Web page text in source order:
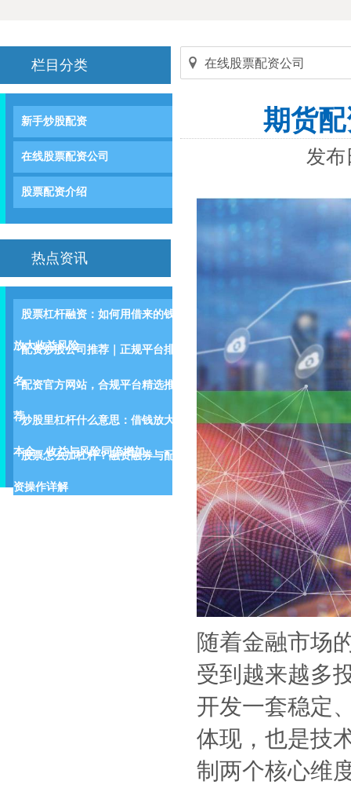
栏目分类
新手炒股配资
在线股票配资公司
股票配资介绍
热点资讯
股票杠杆融资：如何用借来的钱
放大收益风险
配资炒股公司推荐｜正规平台排
名配资官方网站，合规平台精选推
荐炒股里杠杆什么意思：借钱放大
本金，收益与风险同倍增加。
股票怎么加杠杆？融资融券与配
资操作详解
在线股票配资公司
期货
发
随着金融市场
受到越来越多
开发一套稳定
体现，也是技
制两个核心维